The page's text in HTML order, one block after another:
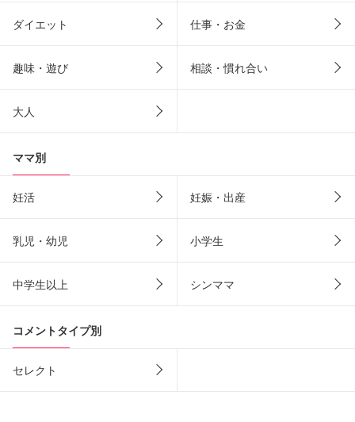
ダイエット 仕事・お金
趣味・遊び 相談・慣れ合い
大人
ママ別
妊活 妊娠・出産
乳児・幼児 小学生
中学生以上 シンママ
コメントタイプ別
セレクト